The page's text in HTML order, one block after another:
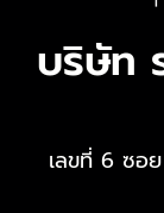
บริษัท
เลขที่ 6 ซอ